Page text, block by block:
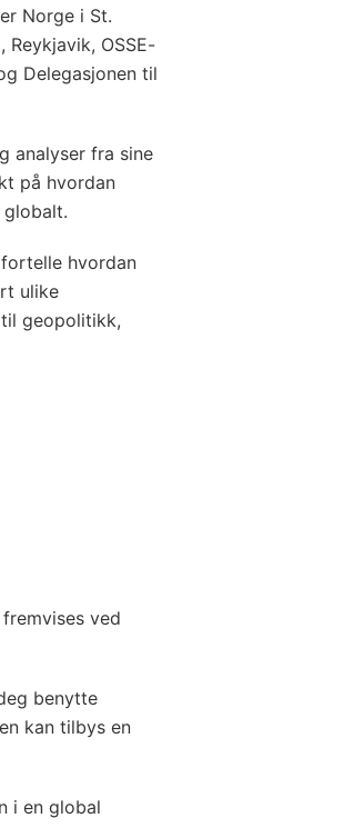
Norge i St.
Reykjavik, OSSE-
Delegasjonen til
analyser fra sine
på hvordan
globalt.
hvordan
ulike
geopolitikk,
ved
benytte
kan tilbys en
i en global